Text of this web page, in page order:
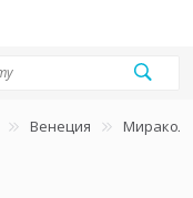
Венеция